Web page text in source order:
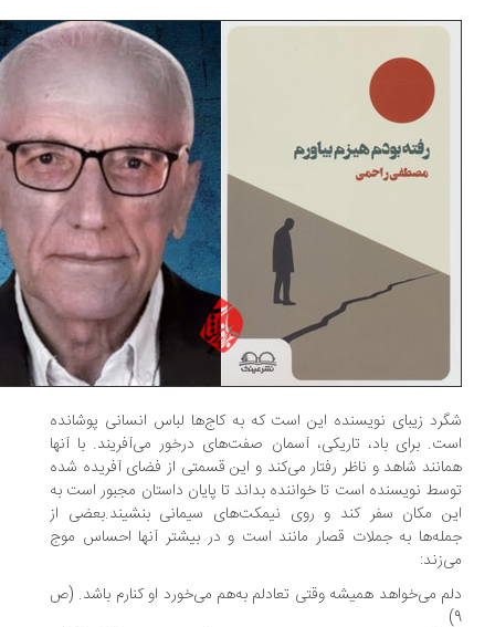
زیبای نویسنده این است که به کاج‌ها لباس انسانی پوشانده
برای باد، تاریکی، آسمان صفت‌های درخور می‌آفریند. با آنها
شاهد و ناظر رفتار می‌کند و این قسمتی از فضای آفریده شده
نویسنده است تا خواننده بداند تا پایان داستان مجبور است به
مکان سفر کند و روی نیمکت‌های سیمانی بنشیند.بعضی از
به جملات قصار مانند است و در بیشتر آنها احساس موج
می‌خواهد همیشه وقتی تعادلم به‌هم می‌خورد او کنارم باشد. (ص